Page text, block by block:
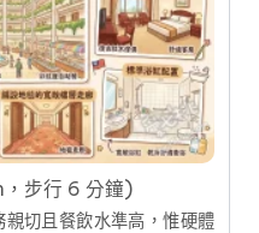
步行 6 分鐘)
切且餐飲水準高，惟硬體